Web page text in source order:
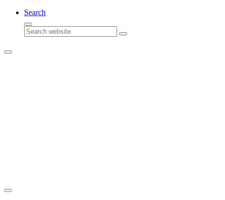
Search
Search